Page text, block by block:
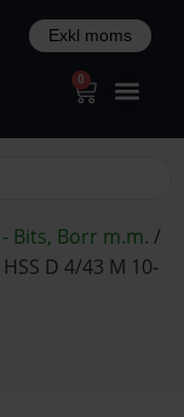
0
Bits, Borr m.m. /
D 4/43 M 10-